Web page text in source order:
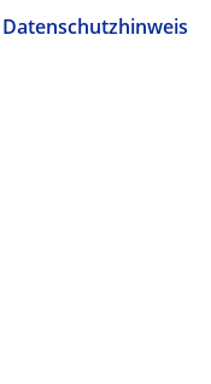
Datenschutzhinweis